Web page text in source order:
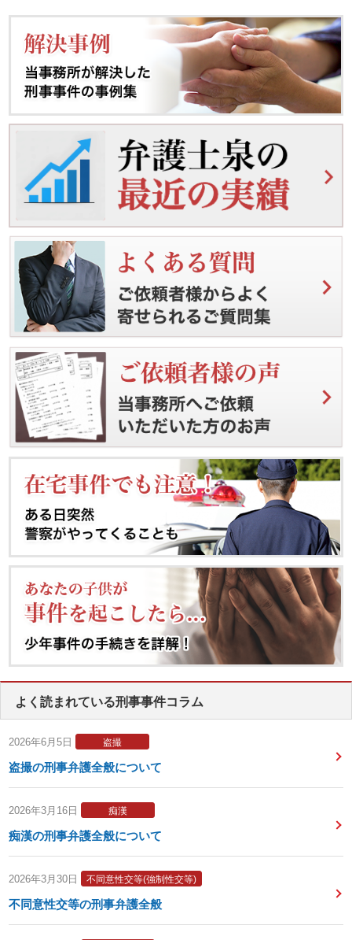
よく読まれている刑事事件コラム
2026年6月5日 盗撮
盗撮の刑事弁護全般について
2026年3月16日 痴漢
痴漢の刑事弁護全般について
2026年3月30日 不同意性交等(強制性交等)
不同意性交等の刑事弁護全般